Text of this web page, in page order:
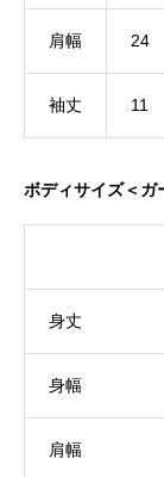
肩幅 24
袖丈 11
ボディサイズ＜ガ
身丈
身幅
肩幅